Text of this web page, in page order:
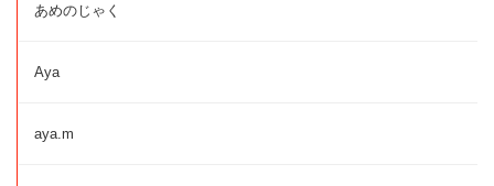
あめのじゃく
Aya
aya.m